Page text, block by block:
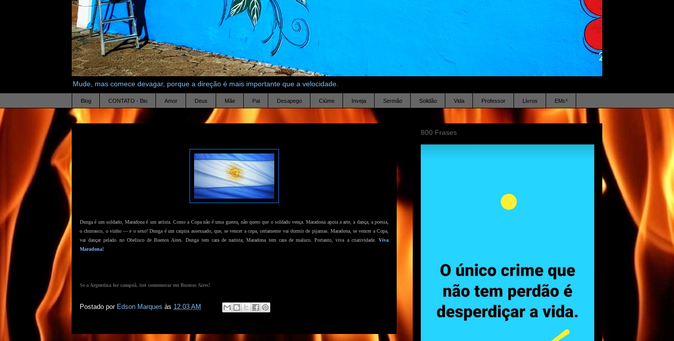
Mude, mas comece devagar, porque a direção é mais importante que a velocidade.
Blog CONTATO - Bio Amor Deus Mãe Pai Desapego Ciúme Inveja Sermão Solidão Vida Professor Livros EMc³
Dunga é um soldado, Maradona é um artista. Como a Copa não é uma guerra, não quero que o soldado vença. Maradona apoia a arte, a dança, a poesia,
o churrasco, o vinho — e o sexo! Dunga é um caipira assexuado, que, se vencer a copa, certamente vai dormir de pijamas. Maradona, se vencer a Copa,
vai dançar pelado no Obelisco de Buenos Aires. Dunga tem cara de nazista; Maradona tem cara de maluco. Portanto, viva a criatividade. Viva
Maradona!
Se a Argentina for campeã, irei comemorar em Buenos Aires!
Postado por Edson Marques às 12:03 AM
800 Frases